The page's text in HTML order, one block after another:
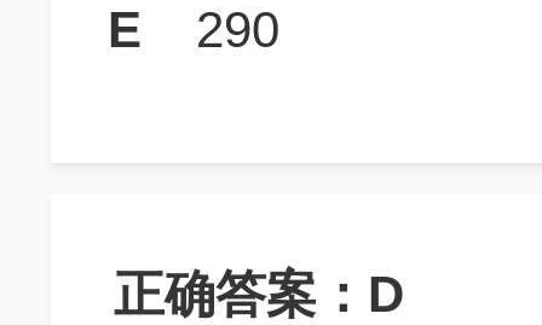
E 290
正确答案：D